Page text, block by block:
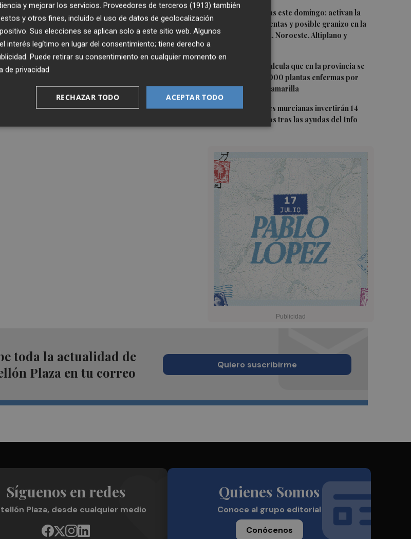
3
Vuelven las lluvias este domingo: activan la
alerta por tormentas y posible granizo en la
Vega del Segura, Noroeste, Altiplano y
Asaja Alicante calcula que en la provincia se
arrancarán 50.000 plantas enfermas por
clorosis nervial amarilla
5Más de 90 pymes murcianas invertirán 14
millones de euros tras las ayudas del Info
toda la actualidad de
Plaza en tu correo
Quiero suscribirme
Síguenos en redes
Plaza, desde cualquier medio
Quienes Somos
Conoce al grupo editorial
Conócenos
y mejorar los servicios. Proveedores de terceros (1913) también
y otros fines, incluido el uso de datos de geolocalización
Sus elecciones se aplican solo a este sitio web. Algunos
interés legítimo en lugar del consentimiento; tiene derecho a
. Puede retirar su consentimiento en cualquier momento en
de privacidad
ACEPTAR TODO
RECHAZAR TODO